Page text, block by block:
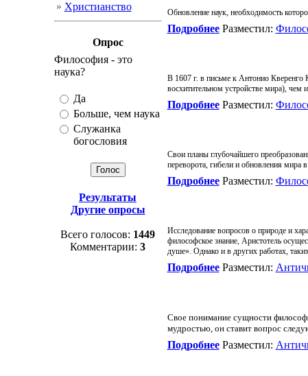
Христианство
Опрос
Философия - это
наука?
Да
Больше, чем наука
Служанка
богословия
Результаты
Другие опросы
Всего голосов: 1449
Комментарии: 3
Обновление наук, необходимость
ПодробнееРазместил:
В 1607 г. в письме к Антонио Кверенго
восхитительном устройстве мира), чем
ПодробнееРазместил:
Свои планы глубочайшего
переворота, гибели и обновления мира в
ПодробнееРазместил:
Исследование вопросов о природе и
философское знание, Аристотель
душе». Однако и в других работах,
ПодробнееРазместил:
Свое понимание сущности
мудростью, он ставит вопрос
ПодробнееРазместил: